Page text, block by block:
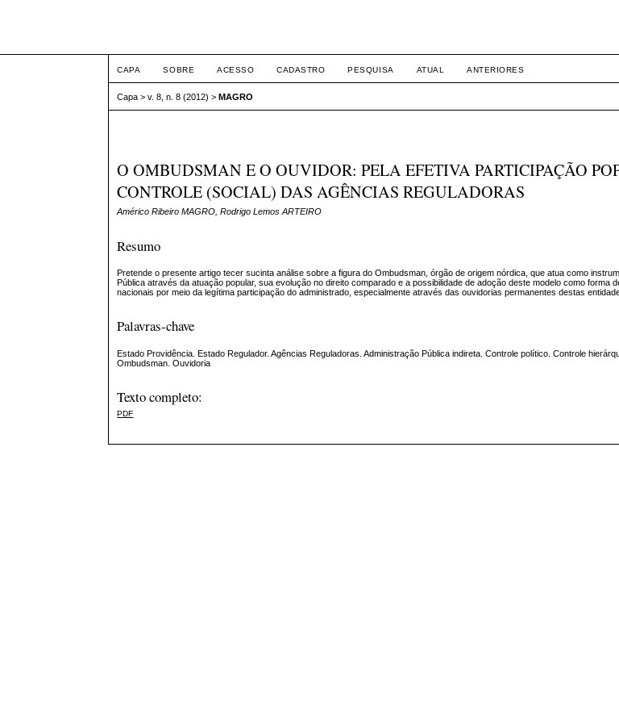
CAPA SOBRE ACESSO CADASTRO PESQUISA ATUAL ANTERIORES
Capa >v. 8, n. 8 (2012) >MAGRO
O OMBUDSMAN E O OUVIDOR: PELA EFETIVA PARTICIPAÇÃO
CONTROLE (SOCIAL) DAS AGÊNCIAS REGULADORAS
Américo Ribeiro MAGRO, Rodrigo Lemos ARTEIRO
Resumo
Pretende o presente artigo tecer sucinta análise sobre a figura do Ombudsman, órgão de origem nórdica, que atua como
Pública através da atuação popular, sua evolução no direito comparado e a possibilidade de adoção deste modelo como forma
nacionais por meio da legítima participação do administrado, especialmente através das ouvidorias permanentes destas
Palavras-chave
Estado Providência. Estado Regulador. Agências Reguladoras. Administração Pública indireta. Controle político. Controle
Ombudsman. Ouvidoria
Texto completo:
PDF